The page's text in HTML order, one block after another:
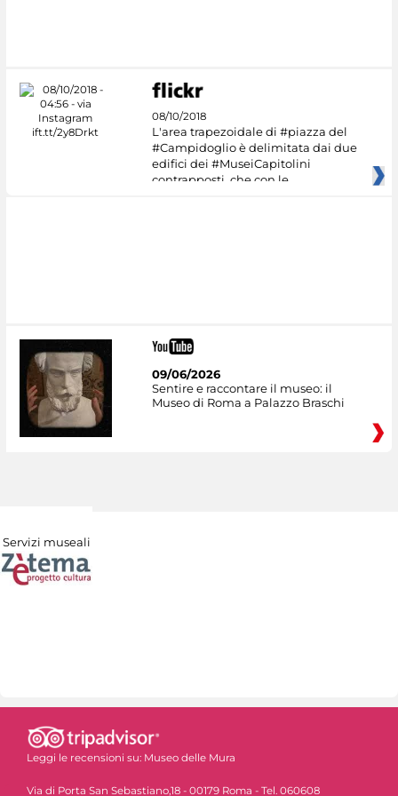
08/10/2018
L'area trapezoidale di #piazza del
#Campidoglio è delimitata dai due
edifici dei #MuseiCapitolini
contrapposti, che con le
09/06/2026
Sentire e raccontare il museo: il
Museo di Roma a Palazzo Braschi
Servizi museali
Leggi le recensioni su: Museo delle Mura
Via di Porta San Sebastiano,18 - 00179 Roma - Tel. 060608